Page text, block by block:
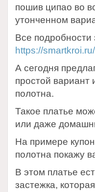
пошив ципао во
утонченном
Все подробности
https://
А сегодня
простой вариант
полотна.
Такое платье
или даже
На примере
полотна покажу
В этом платье
застежка,